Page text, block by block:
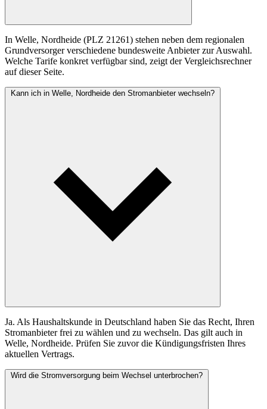
In Welle, Nordheide (PLZ 21261) stehen neben dem regionalen
Grundversorger verschiedene bundesweite Anbieter zur Auswahl.
Welche Tarife konkret verfügbar sind, zeigt der Vergleichsrechner
auf dieser Seite.
Kann ich in Welle, Nordheide den Stromanbieter wechseln?
Ja. Als Haushaltskunde in Deutschland haben Sie das Recht, Ihren
Stromanbieter frei zu wählen und zu wechseln. Das gilt auch in
Welle, Nordheide. Prüfen Sie zuvor die Kündigungsfristen Ihres
aktuellen Vertrags.
Wird die Stromversorgung beim Wechsel unterbrochen?